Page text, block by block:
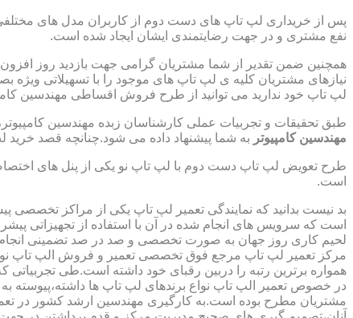
پس از خریداری لپ تاپ های دست دوم از کاربران مدل های
نفع مشتری و در جهت رضایتمندی ایشان ایجاد شده است.
همچنین ضمن تقدیر از شما مشتریان گرامی جهت بازدید روز
نیازهای مشتریان کلیه ی لپ تاپ های موجود را با تسهیلاتی
لپ تاپ خود ندارید می توانید از طرح فروش اقساطی مهندسین
طبق تحقیقات و تجربیات عملی کارشناسان زبده مهندسین
مهندسین کامپیوتر به شما پیشنهاد داده می شود.چنانچه قصد خرید
طرح تعویض لپ تاپ دست دوم با لپ تاپ نو یکی از پنل های
است.
بد نیست بدانید که نمایندگی تعمیر لپ تاپ یکی از مراکز
است که سرویس های انجام شده در آن با استفاده از تجهیزاتی
لحیم کاری روز جهان به صورت تخصصی و صد در صد تضمینی
مرکز تعمیر لپ تاپ مرجع فوق تخصصی تعمیر و فروش الپ تاپ نواع
همواره برترین رتبه را دربین رقبای خود داشته است.طی
در خصوص تعمیر الپ تاپ نواع برندهای لپ تاپ ها داشته،پیوسته
مشتریان مطرح بوده است.به کارگیری مهندسین ارشد کشور در